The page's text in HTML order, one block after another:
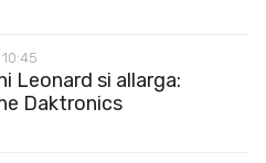
Leonard si allarga:
Daktronics